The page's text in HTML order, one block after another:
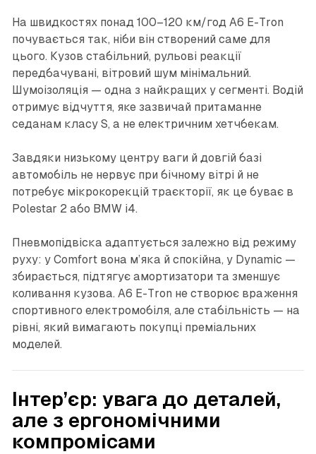
На швидкостях понад 100–120 км/год A6 E-Tron
почувається так, ніби він створений саме для
цього. Кузов стабільний, рульові реакції
передбачувані, вітровий шум мінімальний.
Шумоізоляція — одна з найкращих у сегменті. Водій
отримує відчуття, яке зазвичай притаманне
седанам класу S, а не електричним хетчбекам.
Завдяки низькому центру ваги й довгій базі
автомобіль не нервує при бічному вітрі й не
потребує мікрокорекцій траєкторії, як це буває в
Polestar 2 або BMW i4.
Пневмопідвіска адаптується залежно від режиму
руху: у Comfort вона м’яка й спокійна, у Dynamic —
збирається, підтягує амортизатори та зменшує
коливання кузова. A6 E-Tron не створює враження
спортивного електромобіля, але стабільність — на
рівні, який вимагають покупці преміальних
моделей.
Інтер’єр: увага до деталей,
але з ергономічними
компромісами